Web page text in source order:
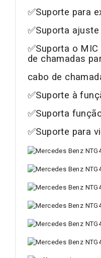
✅Suporte para
✅Suporta
✅Suporta o
de chamadas
cabo de
✅Suporte à
✅Suporta
✅Suporte para